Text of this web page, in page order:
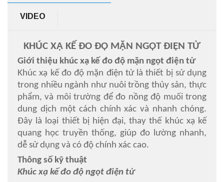
VIDEO
KHÚC XẠ KẾ ĐO ĐỘ MẶN NGỌT ĐIỆN TỬ
Giới thiệu khúc xạ kế đo độ mặn ngọt điện tử
Khúc xạ kế đo độ mặn điện tử là thiết bị sử dụng
trong nhiều ngành như nuôi trồng thủy sản, thực
phẩm, và môi trường để đo nồng độ muối trong
dung dịch một cách chính xác và nhanh chóng.
Đây là loại thiết bị hiện đại, thay thế khúc xạ kế
quang học truyền thống, giúp đo lường nhanh,
dễ sử dụng và có độ chính xác cao.
Thông số kỹ thuật
Khúc xạ kế đo độ ngọt điện tử